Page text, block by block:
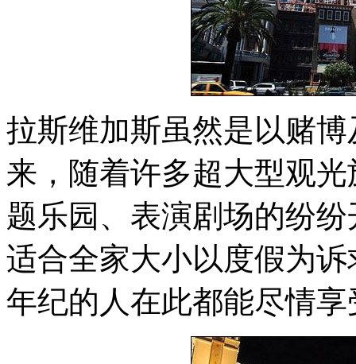
拉斯维加斯虽然是以赌
来，随着许多超大型观
题乐园、表演剧场的纷
适合全家大小以度假为
年纪的人在此都能尽情